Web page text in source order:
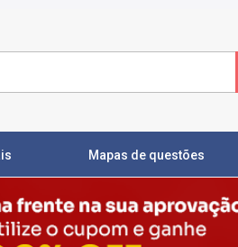
Mapas de questões